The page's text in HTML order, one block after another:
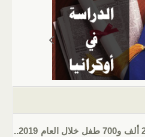
gr
a
m
s
A
p
p
وصل إلى 286 ألف و700 طفل خلال العام 2019..